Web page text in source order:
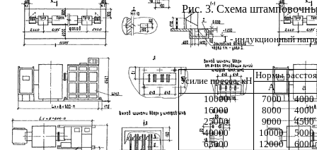
Рис. 3. Схема
1 - индукционный
Усилие пресса, кН
Нормы
А
a
10000
7000
4000
16000
8000
4000
25000
9000
4500
40000
10000
5000
63000
12000 6000